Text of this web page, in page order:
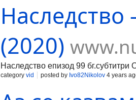
Наследство
(2020)
Наследство епизод 99
category vid posted by Ivo82Nikolov 4 years